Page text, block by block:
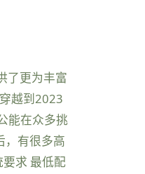
了更为丰富
越到2023
能在众多挑
，有很多高
求 最低配